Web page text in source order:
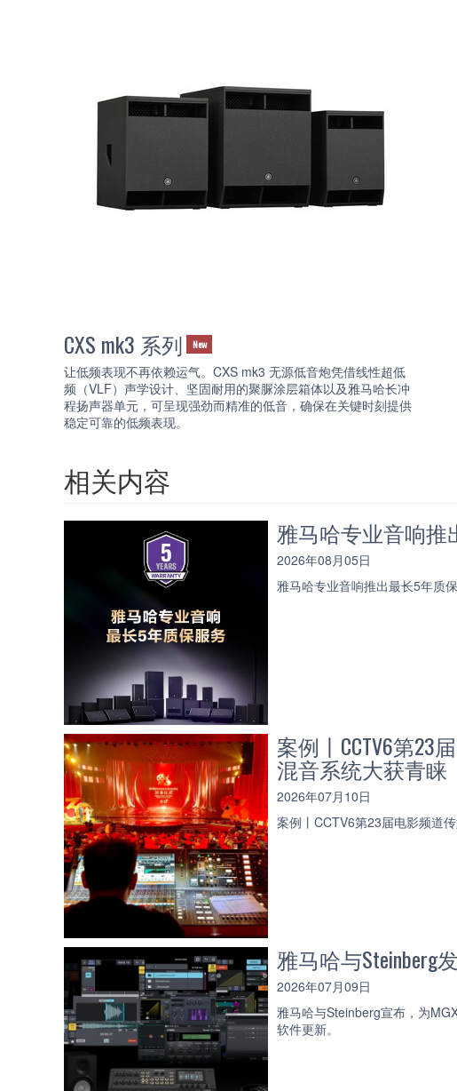
CXS mk3 系列 New
让低频表现不再依赖运气。CXS mk3 无源低音炮凭借线性超低
频（VLF）声学设计、坚固耐用的聚脲涂层箱体以及雅马哈长冲
程扬声器单元，可呈现强劲而精准的低音，确保在关键时刻提供
稳定可靠的低频表现。
相关内容
雅马哈专业音响推
2026年08月05日
雅马哈专业音响推出最长5年质
案例丨CCTV6第
混音系统大获青睐
2026年07月10日
案例丨CCTV6第23届电影频道
雅马哈与Steinberg
2026年07月09日
雅马哈与Steinberg宣布，为
软件更新。